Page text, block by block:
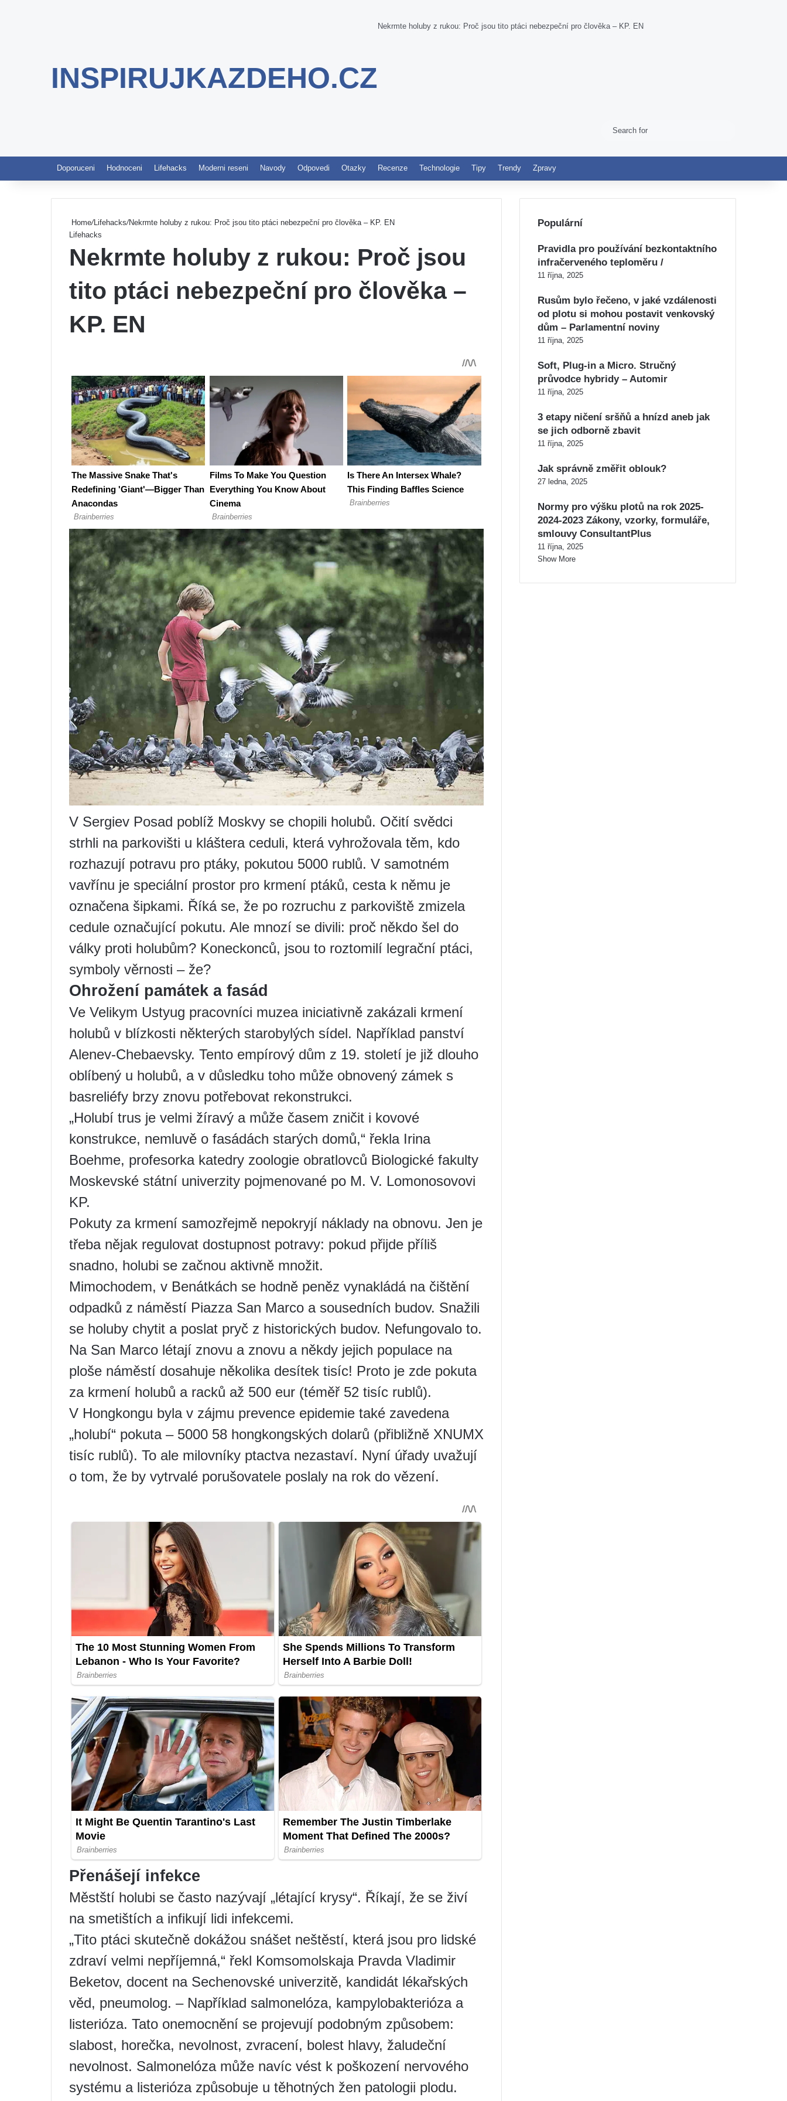
INSPIRUJKAZDEHO.CZ
Nekrmte holuby z rukou: Proč jsou tito ptáci nebezpeční pro člověka – KP. EN
Switch skin
Doporuceni Hodnoceni Lifehacks Moderni reseni Navody Odpovedi Otazky Recenze Technologie Tipy Trendy Zpravy
Home/Lifehacks/Nekrmte holuby z rukou: Proč jsou tito ptáci nebezpeční pro člověka – KP. EN
Lifehacks
Nekrmte holuby z rukou: Proč jsou
tito ptáci nebezpeční pro člověka –
KP. EN
V Sergiev Posad poblíž Moskvy se chopili holubů. Očití svědci
strhli na parkovišti u kláštera ceduli, která vyhrožovala těm, kdo
rozhazují potravu pro ptáky, pokutou 5000 rublů. V samotném
vavřínu je speciální prostor pro krmení ptáků, cesta k němu je
označena šipkami. Říká se, že po rozruchu z parkoviště zmizela
cedule označující pokutu. Ale mnozí se divili: proč někdo šel do
války proti holubům? Koneckonců, jsou to roztomilí legrační ptáci,
symboly věrnosti – že?
Ohrožení památek a fasád
Ve Velikym Ustyug pracovníci muzea iniciativně zakázali krmení
holubů v blízkosti některých starobylých sídel. Například panství
Alenev-Chebaevsky. Tento empírový dům z 19. století je již dlouho
oblíbený u holubů, a v důsledku toho může obnovený zámek s
basreliéfy brzy znovu potřebovat rekonstrukci.
„Holubí trus je velmi žíravý a může časem zničit i kovové
konstrukce, nemluvě o fasádách starých domů,“ řekla Irina
Boehme, profesorka katedry zoologie obratlovců Biologické fakulty
Moskevské státní univerzity pojmenované po M. V. Lomonosovovi
KP.
Pokuty za krmení samozřejmě nepokryjí náklady na obnovu. Jen je
třeba nějak regulovat dostupnost potravy: pokud přijde příliš
snadno, holubi se začnou aktivně množit.
Mimochodem, v Benátkách se hodně peněz vynakládá na čištění
odpadků z náměstí Piazza San Marco a sousedních budov. Snažili
se holuby chytit a poslat pryč z historických budov. Nefungovalo to.
Na San Marco létají znovu a znovu a někdy jejich populace na
ploše náměstí dosahuje několika desítek tisíc! Proto je zde pokuta
za krmení holubů a racků až 500 eur (téměř 52 tisíc rublů).
V Hongkongu byla v zájmu prevence epidemie také zavedena
„holubí“ pokuta – 5000 58 hongkongských dolarů (přibližně XNUMX
tisíc rublů). To ale milovníky ptactva nezastaví. Nyní úřady uvažují
o tom, že by vytrvalé porušovatele poslaly na rok do vězení.
Přenášejí infekce
Městští holubi se často nazývají „létající krysy“. Říkají, že se živí
na smetištích a infikují lidi infekcemi.
„Tito ptáci skutečně dokážou snášet neštěstí, která jsou pro lidské
zdraví velmi nepříjemná,“ řekl Komsomolskaja Pravda Vladimir
Beketov, docent na Sechenovské univerzitě, kandidát lékařských
věd, pneumolog. – Například salmonelóza, kampylobakterióza a
listerióza. Tato onemocnění se projevují podobným způsobem:
slabost, horečka, nevolnost, zvracení, bolest hlavy, žaludeční
nevolnost. Salmonelóza může navíc vést k poškození nervového
systému a listerióza způsobuje u těhotných žen patologii plodu.
Populární
Pravidla pro používání bezkontaktního
infračerveného teploměru /
11 října, 2025
Rusům bylo řečeno, v jaké vzdálenosti
od plotu si mohou postavit venkovský
dům – Parlamentní noviny
11 října, 2025
Soft, Plug-in a Micro. Stručný
průvodce hybridy – Automir
11 října, 2025
3 etapy ničení sršňů a hnízd aneb jak
se jich odborně zbavit
11 října, 2025
Jak správně změřit oblouk?
27 ledna, 2025
Normy pro výšku plotů na rok 2025-
2024-2023 Zákony, vzorky, formuláře,
smlouvy ConsultantPlus
11 října, 2025
Show More